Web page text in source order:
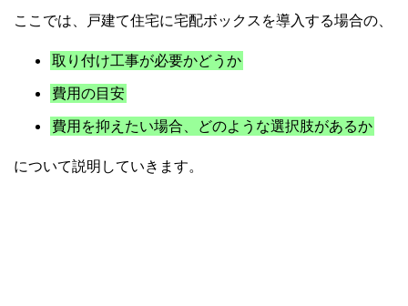
ここでは、戸建て住宅に宅配ボックスを導入する場合の、
取り付け工事が必要かどうか
費用の目安
費用を抑えたい場合、どのような選択肢があるか
について説明していきます。